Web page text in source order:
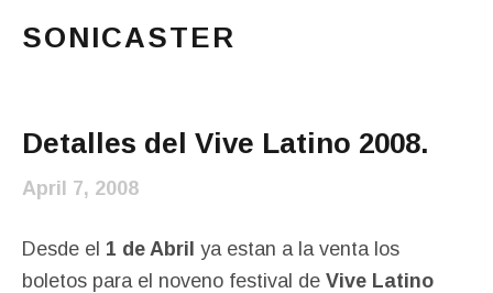
SONICASTER
Detalles del Vive Latino 2008.
April 7, 2008
Desde el 1 de Abril ya estan a la venta los
boletos para el noveno festival de Vive Latino